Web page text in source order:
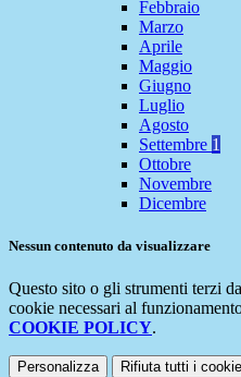
Febbraio
Marzo
Aprile
Maggio
Giugno
Luglio
Agosto
Settembre 1
Ottobre
Novembre
Dicembre
Nessun contenuto da visualizzare
Questo sito o gli strumenti terzi
cookie necessari al
COOKIE POLICY.
Personalizza Rifiuta tutti i